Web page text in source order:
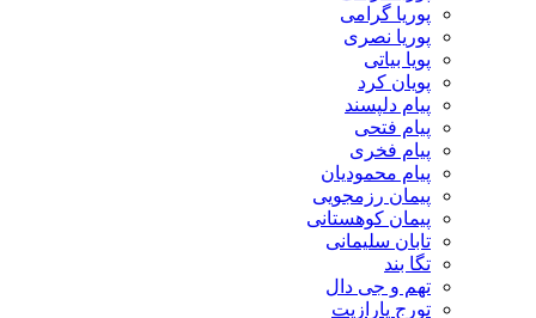
پوریا گرامی
پوریا نصری
پویا بیاتی
پویان کرد
پیام دلپسند
پیام فتحی
پیام فخری
پیام محمودیان
پیمان رزمجویی
پیمان کوهستانی
تابان سلیمانی
تگا بند
تهم و جی دال
تورج پارازیت